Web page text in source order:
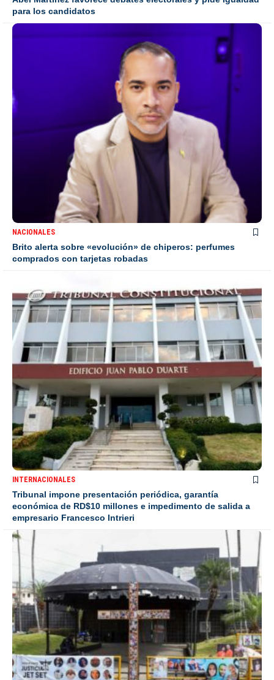
para los candidatos
NACIONALES
Brito alerta sobre «evolución» de chiperos: perfumes
comprados con tarjetas robadas
INTERNACIONALES
Tribunal impone presentación periódica, garantía
económica de RD$10 millones e impedimento de salida a
empresario Francesco Intrieri